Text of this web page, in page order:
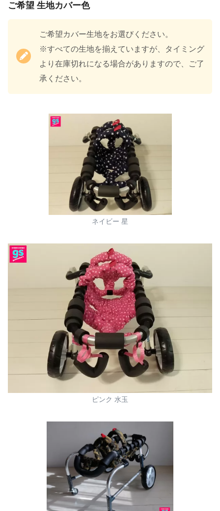
ご希望 生地カバー色
ご希望カバー生地をお選びください。
※すべての生地を揃えていますが、タイミング
より在庫切れになる場合がありますので、ご了
承ください。
ネイビー 星
ピンク 水玉